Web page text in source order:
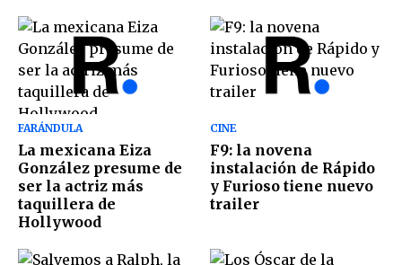
FARÁNDULA
La mexicana Eiza
González presume de
ser la actriz más
taquillera de
Hollywood
CINE
F9: la novena
instalación de Rápido
y Furioso tiene nuevo
trailer